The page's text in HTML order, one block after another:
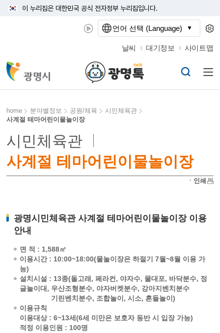
이 누리집은 대한민국 공식 전자정부 누리집입니다.
날씨 대기정보 사이트맵
home 분야별정보 공원/체육
시민체육관
사계절 테마어린이물놀이장
시민체육관
사계절 테마어린이물놀이장
ㆍ인쇄
광명시민체육관 사계절 테마어린이물놀이장 이용
안내
면 적 : 1,588㎡
이용시간 : 10:00~18:00(물놀이장은 하절기 7월~8월 이용 가
능)
설치시설 : 13종(돌고래, 페라컨, 야자수, 물대포, 바닥분수, 정
글놀이대, 우산조형분수, 야자버켓분수, 강아지벤치분수
기린벤치분수, 조합놀이, 시소, 흔들놀이)
이용규칙
이용대상 : 6~13세(6세 미만은 보호자 동반 시 입장 가능)
적정 이용인원 : 100명
언어 선택 (Language)